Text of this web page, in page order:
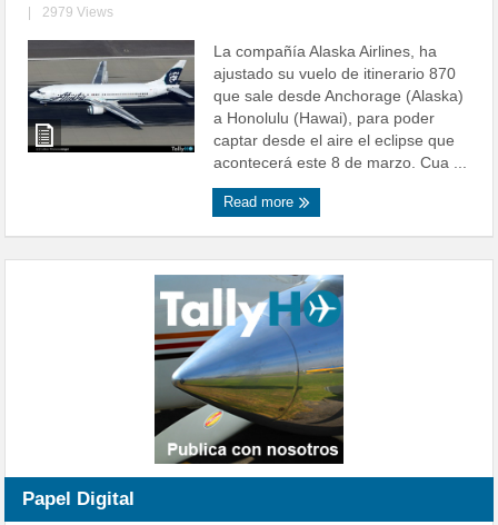
2979 Views
La compañía Alaska Airlines, ha
ajustado su vuelo de itinerario 870
que sale desde Anchorage (Alaska)
a Honolulu (Hawai), para poder
captar desde el aire el eclipse que
acontecerá este 8 de marzo. Cua ...
Read more
Papel Digital